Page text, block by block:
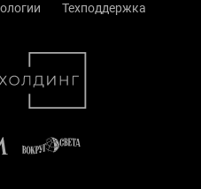
Техподдержка